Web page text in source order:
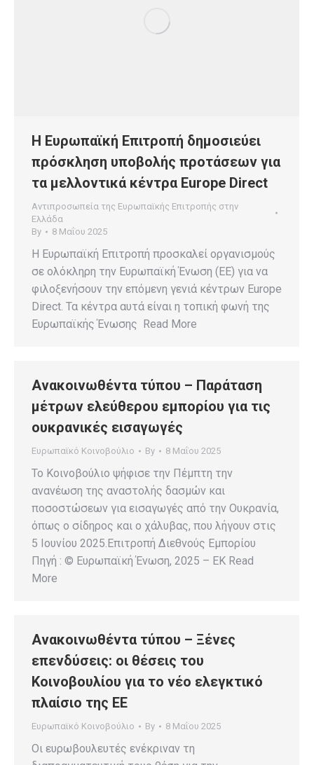
Η Ευρωπαϊκή Επιτροπή δημοσιεύει
πρόσκληση υποβολής προτάσεων για
τα μελλοντικά κέντρα Europe Direct
Αντιπροσωπεία της Ευρωπαϊκής Επιτροπής στην
Ελλάδα
By
8 Μαΐου 2025
Η Ευρωπαϊκή Επιτροπή προσκαλεί οργανισμούς
σε ολόκληρη την Ευρωπαϊκή Ένωση (ΕΕ) για να
φιλοξενήσουν την επόμενη γενιά κέντρων Europe
Direct. Τα κέντρα αυτά είναι η τοπική φωνή της
Ευρωπαϊκής Ένωσης Read More
Ανακοινωθέντα τύπου – Παράταση
μέτρων ελεύθερου εμπορίου για τις
ουκρανικές εισαγωγές
Ευρωπαϊκό Κοινοβούλιο By 8 Μαΐου 2025
Το Κοινοβούλιο ψήφισε την Πέμπτη την
ανανέωση της αναστολής δασμών και
ποσοστώσεων για εισαγωγές από την Ουκρανία,
όπως ο σίδηρος και ο χάλυβας, που λήγουν στις
5 Ιουνίου 2025.Επιτροπή Διεθνούς Εμπορίου
Πηγή : © Ευρωπαϊκή Ένωση, 2025 – EK Read
More
Ανακοινωθέντα τύπου – Ξένες
επενδύσεις: οι θέσεις του
Κοινοβουλίου για το νέο ελεγκτικό
πλαίσιο της ΕΕ
Ευρωπαϊκό Κοινοβούλιο By 8 Μαΐου 2025
Οι ευρωβουλευτές ενέκριναν τη